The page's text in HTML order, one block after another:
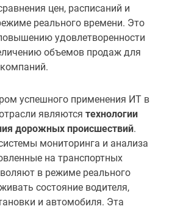
цен, расписаний и
реального времени. Это
удовлетворенности
объемов продаж для
успешного применения ИТ в
являются технологии
дорожных происшествий.
мониторинга и анализа
на транспортных
в режиме реального
состояние водителя,
и автомобиля. Эта